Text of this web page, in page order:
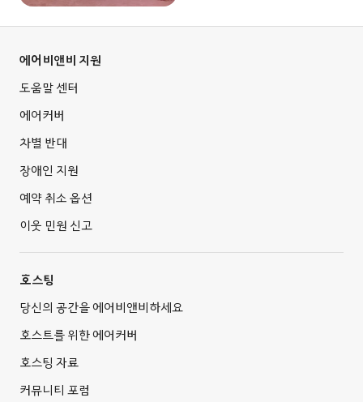
에어비앤비 지원
도움말 센터
에어커버
차별 반대
장애인 지원
예약 취소 옵션
이웃 민원 신고
호스팅
당신의 공간을 에어비앤비하세요
호스트를 위한 에어커버
호스팅 자료
커뮤니티 포럼